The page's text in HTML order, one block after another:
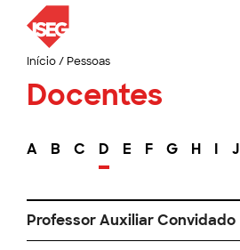
Início/ Pessoas
Docentes
A B C D E F G H I J
Professor Auxiliar Convidado